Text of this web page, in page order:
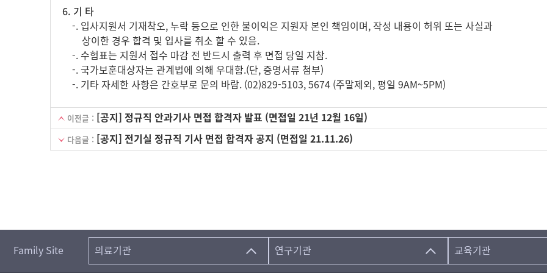
6. 기 타
-. 입사지원서 기재착오, 누락 등으로 인한 불이익은 지원자 본인 책임이며, 작성 내용이 허위 또는 사실과
상이한 경우 합격 및 입사를 취소 할 수 있음.
-. 수험표는 지원서 접수 마감 전 반드시 출력 후 면접 당일 지참.
-. 국가보훈대상자는 관계법에 의해 우대함.(단, 증명서류 첨부)
-. 기타 자세한 사항은 간호부로 문의 바람. (02)829-5103, 5674 (주말제외, 평일 9AM~5PM)
이전글 : [공지] 정규직 안과기사 면접 합격자 발표 (면접일 21년 12월 16일)
다음글 : [공지] 전기실 정규직 기사 면접 합격자 공지 (면접일 21.11.26)
Family Site 의료기관 연구기관 교육기관